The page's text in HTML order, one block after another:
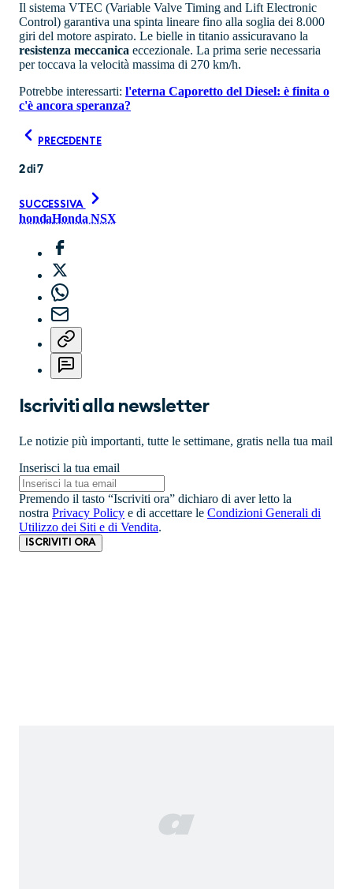
Il sistema VTEC (Variable Valve Timing and Lift Electronic
Control) garantiva una spinta lineare fino alla soglia dei 8.000
giri del motore aspirato. Le bielle in titanio assicuravano la
resistenza meccanica eccezionale. La prima serie necessaria
per toccava la velocità massima di 270 km/h.
Potrebbe interessarti: l'eterna Caporetto del Diesel: è finita o
c'è ancora speranza?
PRECEDENTE
2di7
SUCCESSIVA
hondaHonda NSX
Iscriviti alla newsletter
Le notizie più importanti, tutte le settimane, gratis nella tua mail
Inserisci la tua email
Premendo il tasto “Iscriviti ora” dichiaro di aver letto la
nostra Privacy Policy e di accettare le Condizioni Generali di
Utilizzo dei Siti e di Vendita.
ISCRIVITI ORA